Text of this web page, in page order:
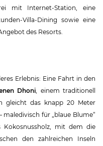
mit Internet-Station, eine
Villa-Dining sowie eine
des Resorts.
Erlebnis: Eine Fahrt in den
Dhoni , einem traditionell
gleicht das knapp 20 Meter
maledivisch für „blaue Blume“
mit dem die
den zahlreichen Inseln